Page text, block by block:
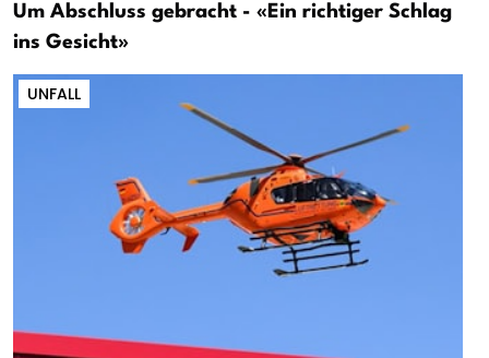
Um Abschluss gebracht - «Ein richtiger Schlag
ins Gesicht»
UNFALL